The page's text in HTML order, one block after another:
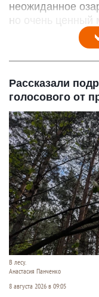
неожиданное
но очень ценный
Рассказали
голосового от
В лесу.
Анастасия Панченко
8 августа 2026 в 09:05